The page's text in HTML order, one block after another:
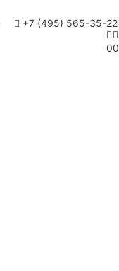
+7 (495) 565-35-22
00